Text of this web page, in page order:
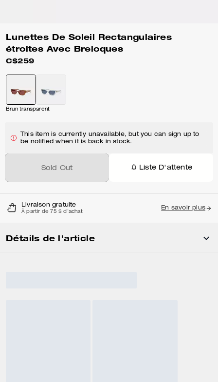
Lunettes De Soleil Rectangulaires
étroites Avec Breloques
C$259
Brun transparent
This item is currently unavailable, but you can sign up to
be notified when it is back in stock.
Sold Out Liste D'attente
Livraison gratuite
À partir de 75 $ d'achat
En savoir plus
Détails de l'article